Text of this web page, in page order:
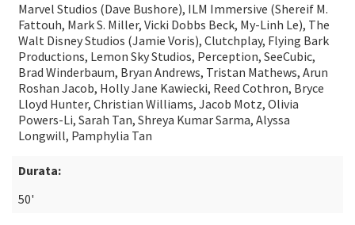
Marvel Studios (Dave Bushore), ILM Immersive (Shereif M.
Fattouh, Mark S. Miller, Vicki Dobbs Beck, My-Linh Le), The
Walt Disney Studios (Jamie Voris), Clutchplay, Flying Bark
Productions, Lemon Sky Studios, Perception, SeeCubic,
Brad Winderbaum, Bryan Andrews, Tristan Mathews, Arun
Roshan Jacob, Holly Jane Kawiecki, Reed Cothron, Bryce
Lloyd Hunter, Christian Williams, Jacob Motz, Olivia
Powers-Li, Sarah Tan, Shreya Kumar Sarma, Alyssa
Longwill, Pamphylia Tan
Durata:
50'